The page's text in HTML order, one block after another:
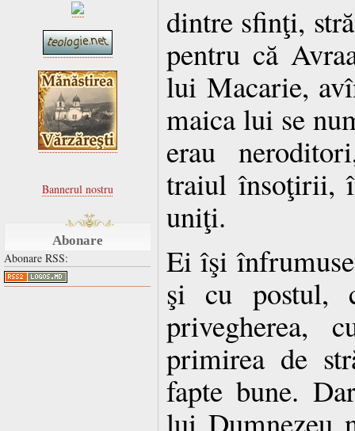
Bannerul nostru
Abonare
Abonare RSS:
dintre sfinţi,
pentru că
lui Macarie,
maica lui se
erau
traiul însoţirii,
uniţi.
Ei îşi
şi cu postul,
privegherea,
primirea de
fapte bune.
lui Dumnezeu